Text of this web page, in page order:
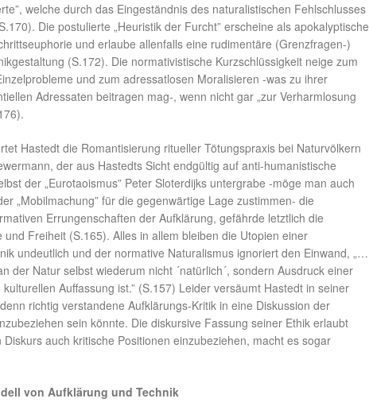
welche durch das Eingeständnis des naturalistischen Fehlschlusses
Die postulierte „Heuristik der Furcht” erscheine als apokalyptische
und erlaube allenfalls eine rudimentäre (Grenzfragen-)
(S.172). Die normativistische Kurzschlüssigkeit neige zum
und zum adressatlosen Moralisieren -was zu ihrer
Adressaten beitragen mag-, wenn nicht gar „zur Verharmlosung
Hastedt die Romantisierung ritueller Tötungspraxis bei Naturvölkern
der aus Hastedts Sicht endgültig auf anti-humanistische
der „Eurotaoismus” Peter Sloterdijks untergrabe -möge man auch
„Mobilmachung” für die gegenwärtige Lage zustimmen- die
Errungenschaften der Aufklärung, gefährde letztlich die
und Freiheit (S.165). Alles in allem bleiben die Utopien einer
undeutlich und der normative Naturalismus ignoriert den Einwand, „…
der Natur selbst wiederum nicht ´natürlich´, sondern Ausdruck einer
Auffassung ist.” (S.157) Leider versäumt Hastedt in seiner
richtig verstandene Aufklärungs-Kritik in eine Diskussion der
sein könnte. Die diskursive Fassung seiner Ethik erlaubt
auch kritische Positionen einzubeziehen, macht es sogar
von Aufklärung und Technik